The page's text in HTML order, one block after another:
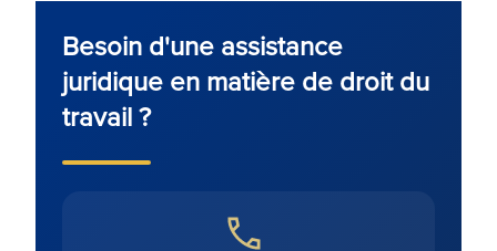
Besoin d'une assistance
juridique en matière de droit du
travail ?